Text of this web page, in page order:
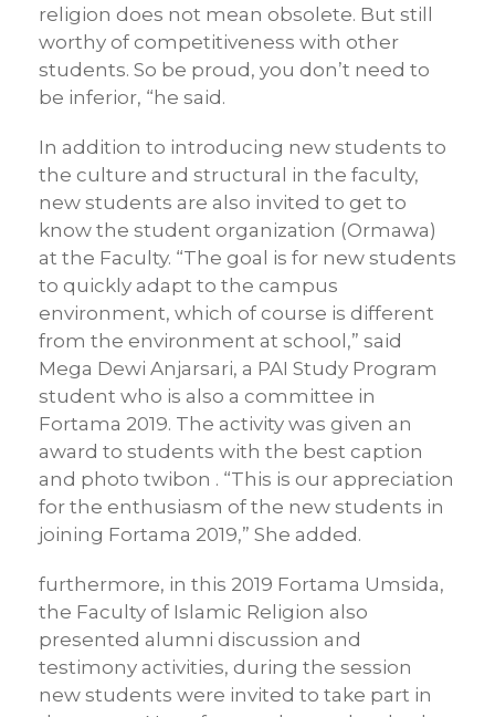
religion does not mean obsolete. But still
worthy of competitiveness with other
students. So be proud, you don’t need to
be inferior, “he said.
In addition to introducing new students to
the culture and structural in the faculty,
new students are also invited to get to
know the student organization (Ormawa)
at the Faculty. “The goal is for new students
to quickly adapt to the campus
environment, which of course is different
from the environment at school,” said
Mega Dewi Anjarsari, a PAI Study Program
student who is also a committee in
Fortama 2019. The activity was given an
award to students with the best caption
and photo twibon . “This is our appreciation
for the enthusiasm of the new students in
joining Fortama 2019,” She added.
furthermore, in this 2019 Fortama Umsida,
the Faculty of Islamic Religion also
presented alumni discussion and
testimony activities, during the session
new students were invited to take part in